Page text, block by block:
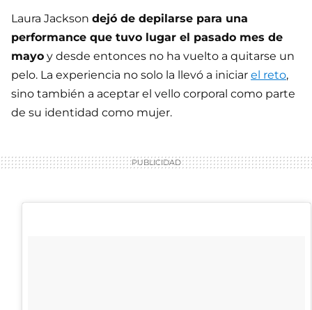
Laura Jackson dejó de depilarse para una
performance que tuvo lugar el pasado mes de
mayo y desde entonces no ha vuelto a quitarse un
pelo. La experiencia no solo la llevó a iniciar el reto,
sino también a aceptar el vello corporal como parte
de su identidad como mujer.